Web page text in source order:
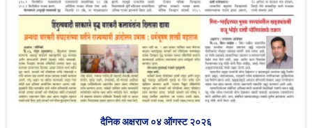
दैनिक अक्षराज ०४ ऑगस्ट २०२६